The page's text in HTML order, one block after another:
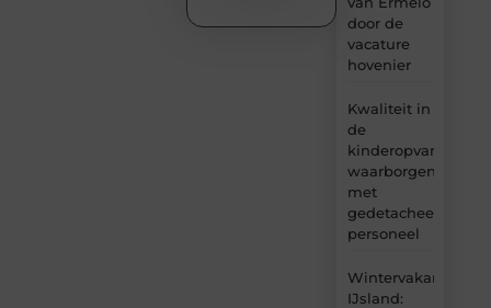
door de
vacature
hovenier
Kwaliteit in
de
kinderopvang
waarborgen
met
gedetacheerd
personeel
Wintervakantie
IJsland: